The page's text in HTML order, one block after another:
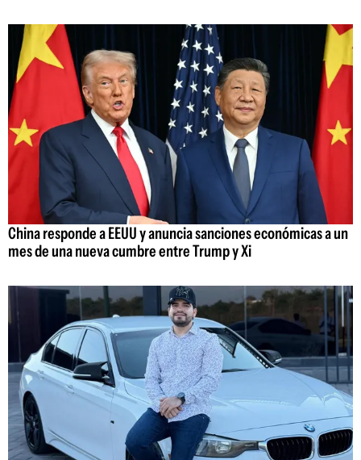
China responde a EEUU y anuncia sanciones económicas a un
mes de una nueva cumbre entre Trump y Xi